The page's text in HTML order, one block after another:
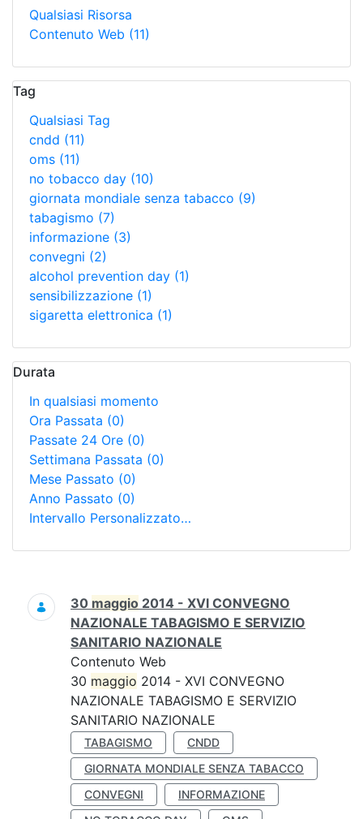
Qualsiasi Risorsa
Contenuto Web (11)
Tag
Qualsiasi Tag
cndd (11)
oms (11)
no tobacco day (10)
giornata mondiale senza tabacco (9)
tabagismo (7)
informazione (3)
convegni (2)
alcohol prevention day (1)
sensibilizzazione (1)
sigaretta elettronica (1)
Durata
In qualsiasi momento
Ora Passata (0)
Passate 24 Ore (0)
Settimana Passata (0)
Mese Passato (0)
Anno Passato (0)
Intervallo Personalizzato…
Ricerca
30 maggio 2014 - XVI CONVEGNO
NAZIONALE TABAGISMO E SERVIZIO
SANITARIO NAZIONALE
Contenuto Web
30 maggio 2014 - XVI CONVEGNO
NAZIONALE TABAGISMO E SERVIZIO
SANITARIO NAZIONALE
TABAGISMO
CNDD
GIORNATA MONDIALE SENZA TABACCO
CONVEGNI
INFORMAZIONE